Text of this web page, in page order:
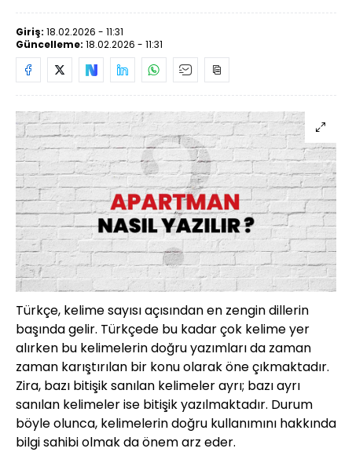
Giriş: 18.02.2026 - 11:31
Güncelleme: 18.02.2026 - 11:31
Türkçe, kelime sayısı açısından en zengin dillerin
başında gelir. Türkçede bu kadar çok kelime yer
alırken bu kelimelerin doğru yazımları da zaman
zaman karıştırılan bir konu olarak öne çıkmaktadır.
Zira, bazı bitişik sanılan kelimeler ayrı; bazı ayrı
sanılan kelimeler ise bitişik yazılmaktadır. Durum
böyle olunca, kelimelerin doğru kullanımını hakkında
bilgi sahibi olmak da önem arz eder.